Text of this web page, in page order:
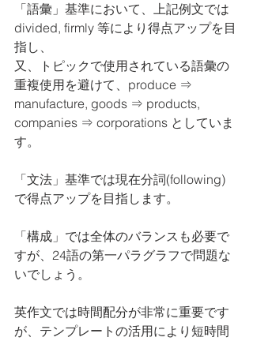
「語彙」基準において、上記例文では
divided, firmly 等により得点アップを目
指し、
又、トピックで使用されている語彙の
重複使用を避けて、produce ⇒
manufacture, goods ⇒ products,
companies ⇒ corporations としていま
す。
「文法」基準では現在分詞(following)
で得点アップを目指します。
「構成」では全体のバランスも必要で
すが、24語の第一パラグラフで問題な
いでしょう。
英作文では時間配分が非常に重要です
が、テンプレートの活用により短時間